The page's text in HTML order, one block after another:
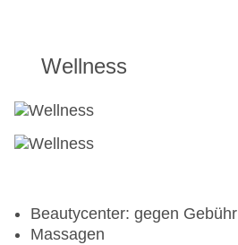
Wellness
Beautycenter: gegen Gebühr
Massagen